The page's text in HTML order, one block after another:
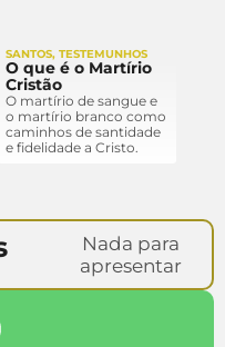
SANTOS,TESTEMUNHOS
O que é o Martírio
Cristão
O martírio de sangue e
o martírio branco como
caminhos de santidade
e fidelidade a Cristo.
Nada para
apresentar